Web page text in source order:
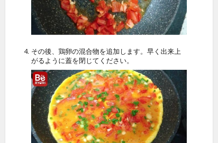
その後、鶏卵の混合物を追加します。早く出来上
がるように蓋を閉じてください。